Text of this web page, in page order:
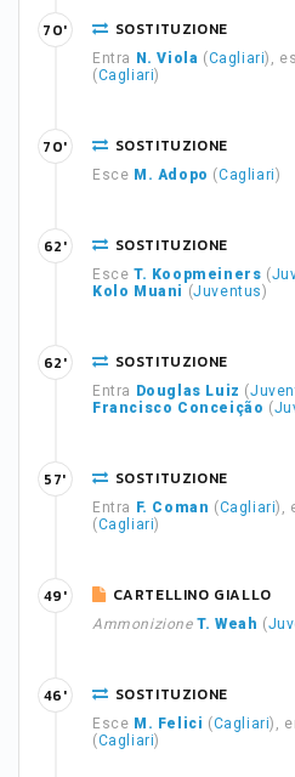
SOSTITUZIONE
Entra N. Viola (Cagliari),
(Cagliari)
70'
SOSTITUZIONE
Esce M. Adopo (Cagliari)
70'
SOSTITUZIONE
Esce T. Koopmeiners (
Kolo Muani (Juventus)
62'
SOSTITUZIONE
Entra Douglas Luiz (
Francisco Conceição (
62'
SOSTITUZIONE
Entra F. Coman (Cagliari),
(Cagliari)
57'
CARTELLINO GIALLO
Ammonizione T. Weah (
49'
SOSTITUZIONE
Esce M. Felici (Cagliari),
(Cagliari)
46'